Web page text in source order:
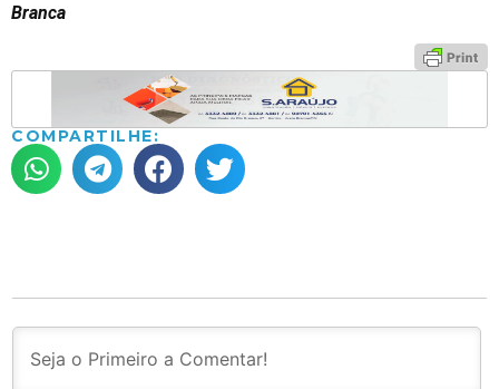
Branca
COMPARTILHE: